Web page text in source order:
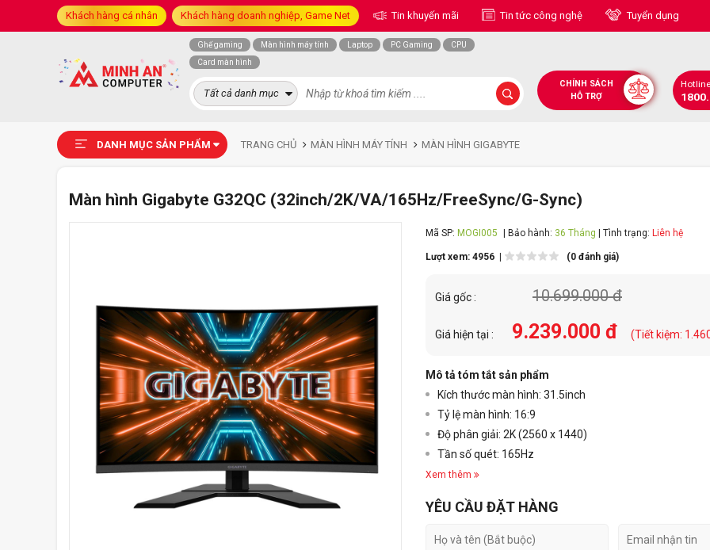
Khách hàng cá nhân Khách hàng doanh nghiệp, Game Net Tin khuyến mãi Tin tức công nghệ Tuyển dụng
Ghế gaming Màn hình máy tính Laptop PC Gaming
CPU
Card màn hình
Tất cả danh mục
CHÍNH SÁCH
HỖ TRỢ
Hotline
DANH MỤC SẢN PHẨM TRANG CHỦ MÀN HÌNH MÁY TÍNH MÀN HÌNH GIGABYTE
Màn hình Gigabyte G32QC (32inch/2K/VA/165Hz/FreeSync/G-Sync)
Mã SP: MOGI005 | Bảo hành: 36 Tháng | Tình trạng: Liên hệ
Lượt xem: 4956 | (0 đánh giá)
Giá gốc : 10.699.000 đ
Giá hiện tại : 9.239.000 đ (Tiết kiệm:
Mô tả tóm tắt sản phẩm
Kích thước màn hình: 31.5inch
Tỷ lệ màn hình: 16:9
Độ phân giải: 2K (2560 x 1440)
Tần số quét: 165Hz
Xem thêm
YÊU CẦU ĐẶT HÀNG